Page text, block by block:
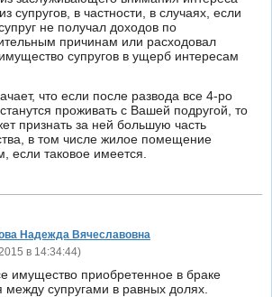
супругов, в частности, в случаях, если
не получал доходов по
причинам или расходовал
супругов в ущерб интересам
что если после развода все 4-ро
проживать с Вашей подругой, то
признать за ней большую часть
в том числе жилое помещение
если таковое имеется.
Надежда Вячеславовна
в 14:34:44)
имущество приобретенное в браке
между супругами в равных долях.